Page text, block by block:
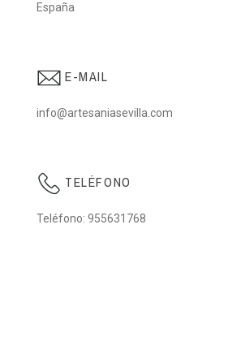
España
E-MAIL
info@artesaniasevilla.com
TELÉFONO
Teléfono: 955631768